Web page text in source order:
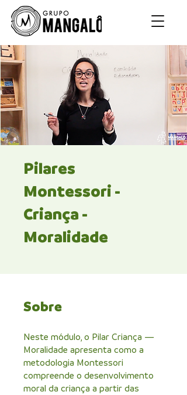
Pilares
Montessori -
Criança -
Moralidade
Sobre
Neste módulo, o Pilar Criança —
Moralidade apresenta como a
metodologia Montessori
compreende o desenvolvimento
moral da criança a partir das